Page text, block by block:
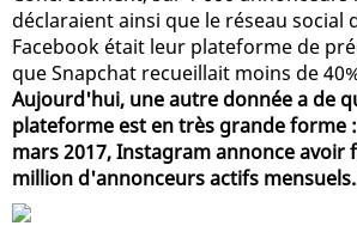
déclaraient ainsi que le réseau social
Facebook était leur plateforme de
que Snapchat recueillait moins de
Aujourd'hui, une autre donnée a de
plateforme est en très grande forme
mars 2017, Instagram annonce avoir
million d'annonceurs actifs